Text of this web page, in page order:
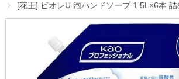
[花王] ビオレU 泡ハンドソープ 1.5L×6本 詰